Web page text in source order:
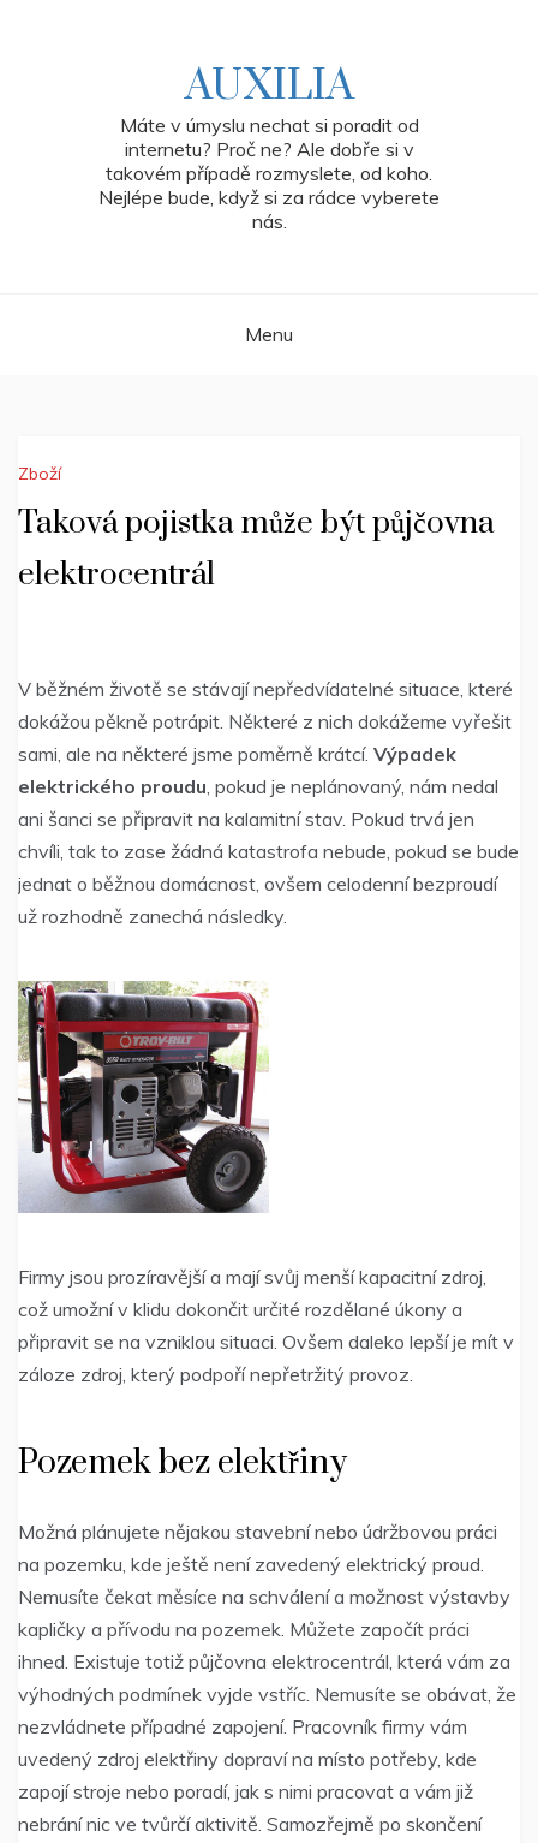
AUXILIA
Máte v úmyslu nechat si poradit od
internetu? Proč ne? Ale dobře si v
takovém případě rozmyslete, od koho.
Nejlépe bude, když si za rádce vyberete
nás.
Menu
Zboží
Taková pojistka může být půjčovna
elektrocentrál
V běžném životě se stávají nepředvídatelné situace, které
dokážou pěkně potrápit. Některé z nich dokážeme vyřešit
sami, ale na některé jsme poměrně krátcí. Výpadek
elektrického proudu, pokud je neplánovaný, nám nedal
ani šanci se připravit na kalamitní stav. Pokud trvá jen
chvíli, tak to zase žádná katastrofa nebude, pokud se bude
jednat o běžnou domácnost, ovšem celodenní bezproudí
už rozhodně zanechá následky.
Firmy jsou prozíravější a mají svůj menší kapacitní zdroj,
což umožní v klidu dokončit určité rozdělané úkony a
připravit se na vzniklou situaci. Ovšem daleko lepší je mít v
záloze zdroj, který podpoří nepřetržitý provoz.
Pozemek bez elektřiny
Možná plánujete nějakou stavební nebo údržbovou práci
na pozemku, kde ještě není zavedený elektrický proud.
Nemusíte čekat měsíce na schválení a možnost výstavby
kapličky a přívodu na pozemek. Můžete započít práci
ihned. Existuje totiž půjčovna elektrocentrál, která vám za
výhodných podmínek vyjde vstříc. Nemusíte se obávat, že
nezvládnete případné zapojení. Pracovník firmy vám
uvedený zdroj elektřiny dopraví na místo potřeby, kde
zapojí stroje nebo poradí, jak s nimi pracovat a vám již
nebrání nic ve tvůrčí aktivitě. Samozřejmě po skončení